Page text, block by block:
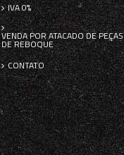
IVA 0%
VENDA POR ATACADO DE PEÇAS
DE REBOQUE
CONTATO